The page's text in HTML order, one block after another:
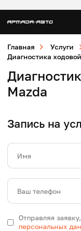
Главная Услуги
Диагностика
Mazda
Запись на
Имя
Ваш телефон
Отправляя
персональных